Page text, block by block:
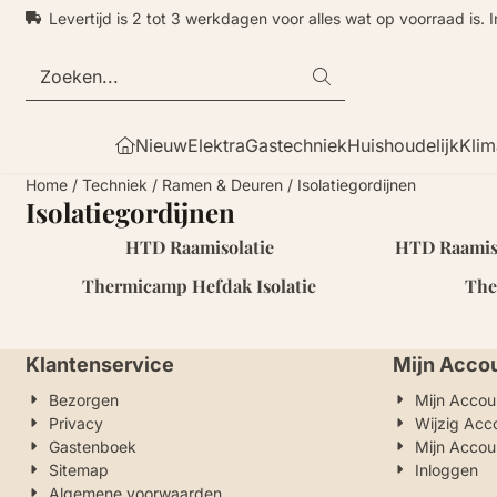
Cookievoorkeuren zijn momenteel gesloten.
Levertijd is 2 tot 3 werkdagen voor alles wat op voorraad is.
Zoeken
NieuwElektraGastechniekHuishoudelijk
Home / Techniek / Ramen & Deuren / Isolatiegordijnen
Isolatiegordijnen
HTD Raamisolatie HTD
Thermicamp Hefdak Isolatie
Klantenservice
Bezorgen
Privacy
Gastenboek
Sitemap
Algemene voorwaarden
Mijn
Mijn
Wijzig
Mijn
Inloggen